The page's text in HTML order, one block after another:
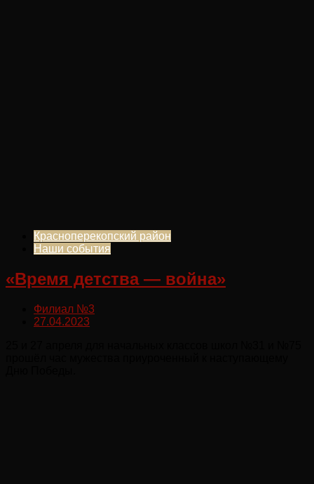
Красноперекопский район
Наши события
«Время детства — война»
Филиал №3
27.04.2023